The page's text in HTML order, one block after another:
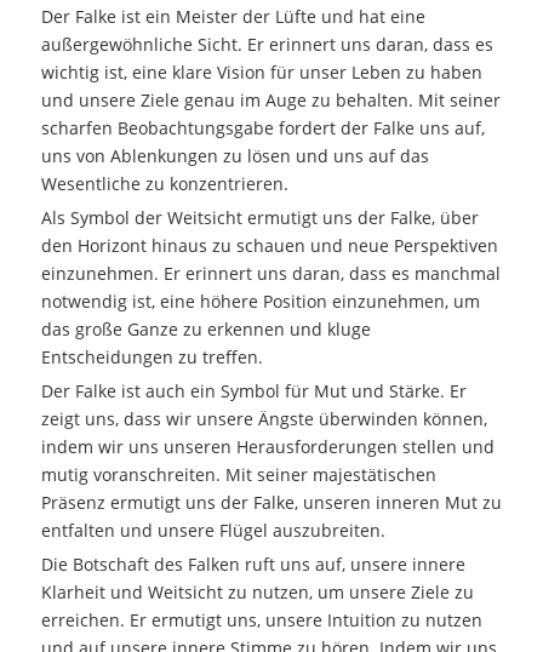
Der Falke ist ein Meister der Lüfte und hat eine
außergewöhnliche Sicht. Er erinnert uns daran, dass es
wichtig ist, eine klare Vision für unser Leben zu haben
und unsere Ziele genau im Auge zu behalten. Mit seiner
scharfen Beobachtungsgabe fordert der Falke uns auf,
uns von Ablenkungen zu lösen und uns auf das
Wesentliche zu konzentrieren.
Als Symbol der Weitsicht ermutigt uns der Falke, über
den Horizont hinaus zu schauen und neue Perspektiven
einzunehmen. Er erinnert uns daran, dass es manchmal
notwendig ist, eine höhere Position einzunehmen, um
das große Ganze zu erkennen und kluge
Entscheidungen zu treffen.
Der Falke ist auch ein Symbol für Mut und Stärke. Er
zeigt uns, dass wir unsere Ängste überwinden können,
indem wir uns unseren Herausforderungen stellen und
mutig voranschreiten. Mit seiner majestätischen
Präsenz ermutigt uns der Falke, unseren inneren Mut zu
entfalten und unsere Flügel auszubreiten.
Die Botschaft des Falken ruft uns auf, unsere innere
Klarheit und Weitsicht zu nutzen, um unsere Ziele zu
erreichen. Er ermutigt uns, unsere Intuition zu nutzen
und auf unsere innere Stimme zu hören. Indem wir uns